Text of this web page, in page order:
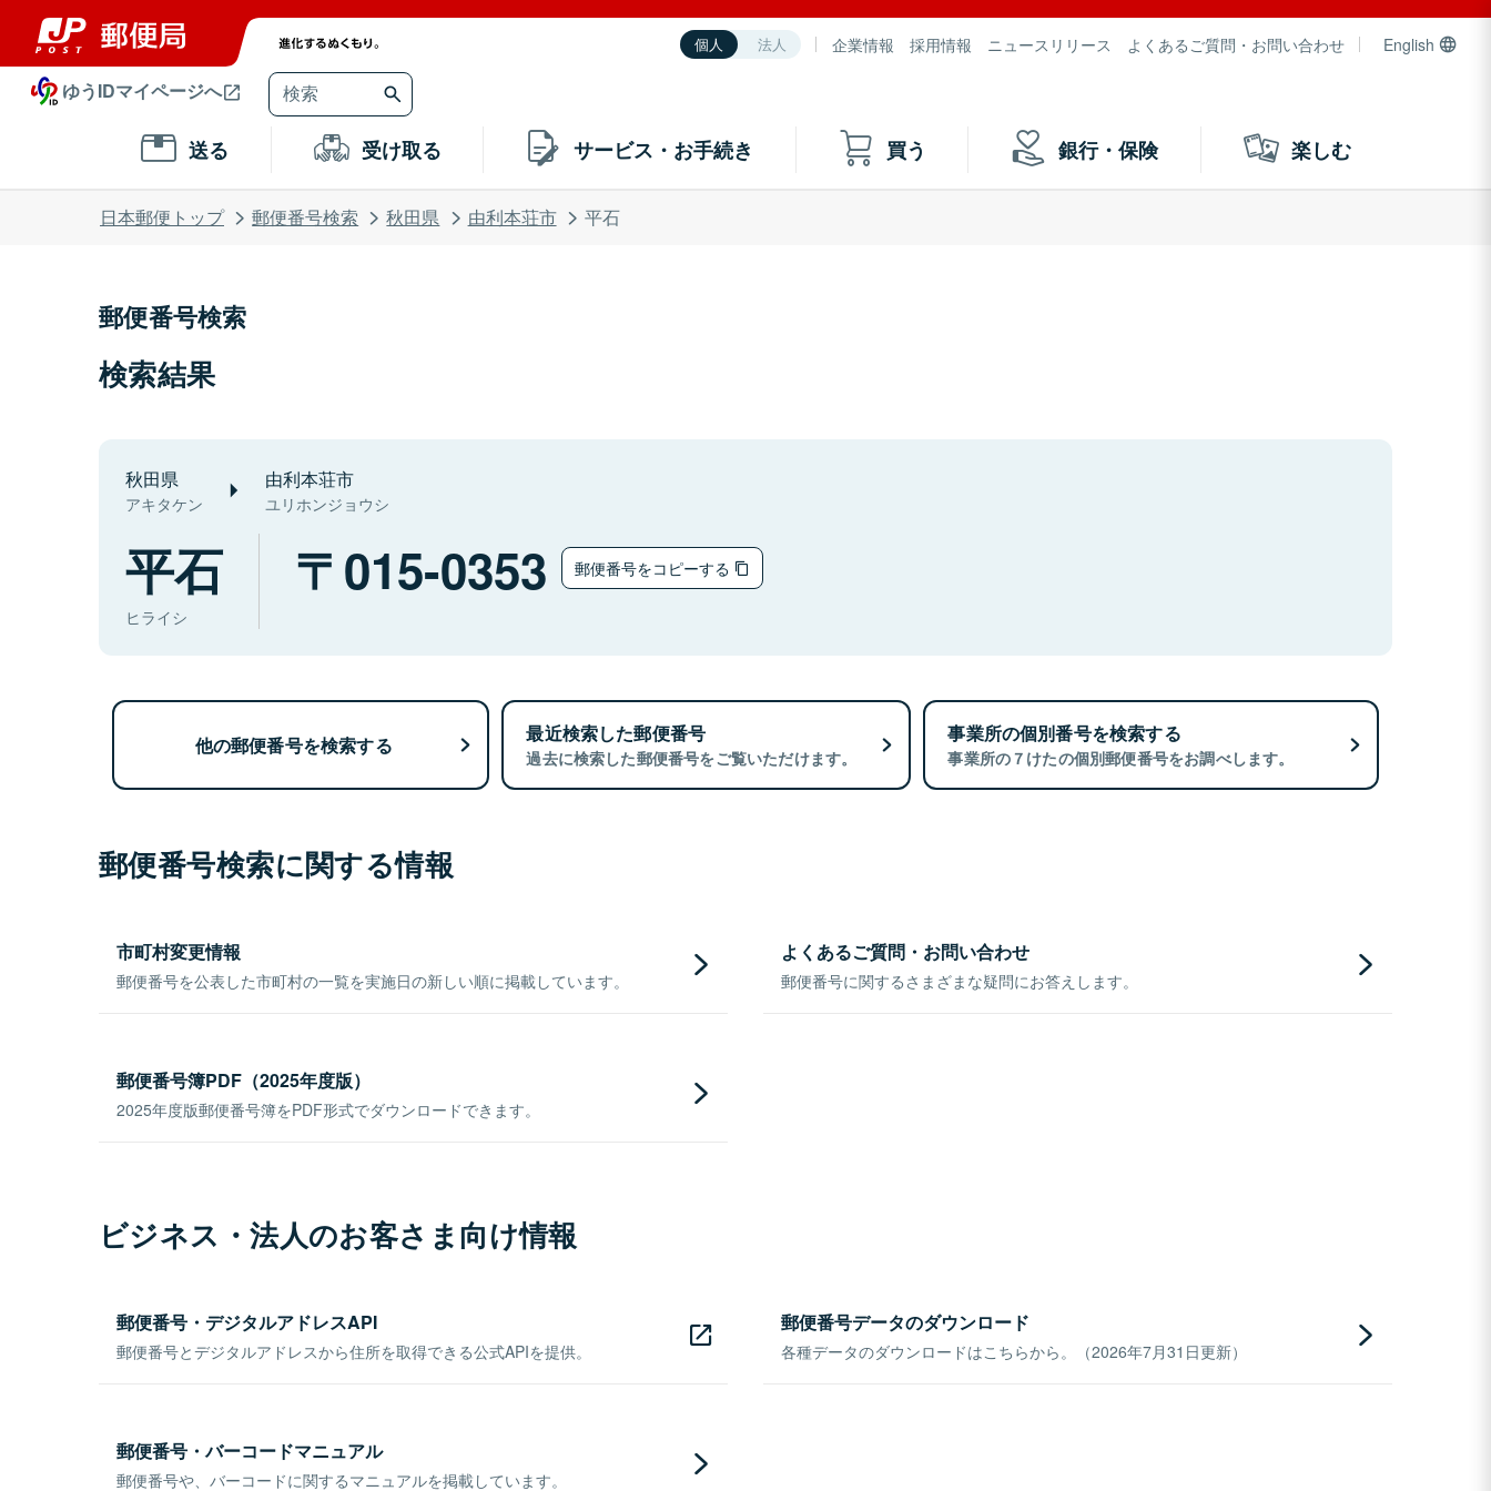
個人 法人 企業情報 採用情報 ニュースリリース よくあるご質問・お問い合わせ English
ゆうIDマイページへ
送る 受け取る サービス・お手続き 買う 銀行・保険 楽しむ
日本郵便トップ 郵便番号検索 秋田県 由利本荘市 平石
郵便番号検索
検索結果
秋田県
アキタケン
由利本荘市
ユリホンジョウシ
平石
ヒライシ
015-0353 郵便番号をコピーする
他の郵便番号を検索する 最近検索した郵便番号
過去に検索した郵便番号をご覧いただけます。
事業所の個別番号を検索する
事業所の７けたの個別郵便番号をお調べします。
郵便番号検索に関する情報
市町村変更情報
郵便番号を公表した市町村の一覧を実施日の新しい順に掲載しています。
よくあるご質問・お問い合わせ
郵便番号に関するさまざまな疑問にお答えします。
郵便番号簿PDF（2025年度版）
2025年度版郵便番号簿をPDF形式でダウンロードできます。
ビジネス・法人のお客さま向け情報
郵便番号・デジタルアドレスAPI
郵便番号とデジタルアドレスから住所を取得できる公式APIを提供。
郵便番号データのダウンロード
各種データのダウンロードはこちらから。（2026年7月31日更新）
郵便番号・バーコードマニュアル
郵便番号や、バーコードに関するマニュアルを掲載しています。